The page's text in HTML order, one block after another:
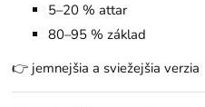
5–20 % attar
80–95 % základ
👉 jemnejšia a sviežejšia verzia